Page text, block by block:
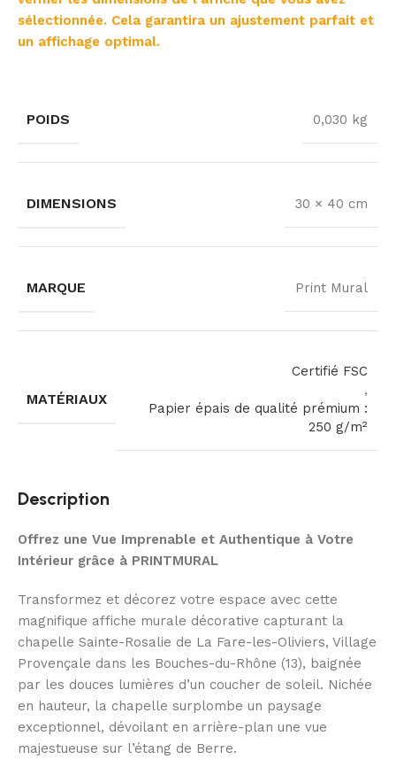
sélectionnée. Cela garantira un ajustement parfait et
un affichage optimal.
POIDS 0,030 kg
DIMENSIONS 30 × 40 cm
MARQUE Print Mural
MATÉRIAUX
Certifié FSC
,
Papier épais de qualité prémium :
250 g/m²
Description
Offrez une Vue Imprenable et Authentique à Votre
Intérieur grâce à PRINTMURAL
Transformez et décorez votre espace avec cette
magnifique affiche murale décorative capturant la
chapelle Sainte-Rosalie de La Fare-les-Oliviers, Village
Provençale dans les Bouches-du-Rhône (13), baignée
par les douces lumières d’un coucher de soleil. Nichée
en hauteur, la chapelle surplombe un paysage
exceptionnel, dévoilant en arrière-plan une vue
majestueuse sur l’étang de Berre.